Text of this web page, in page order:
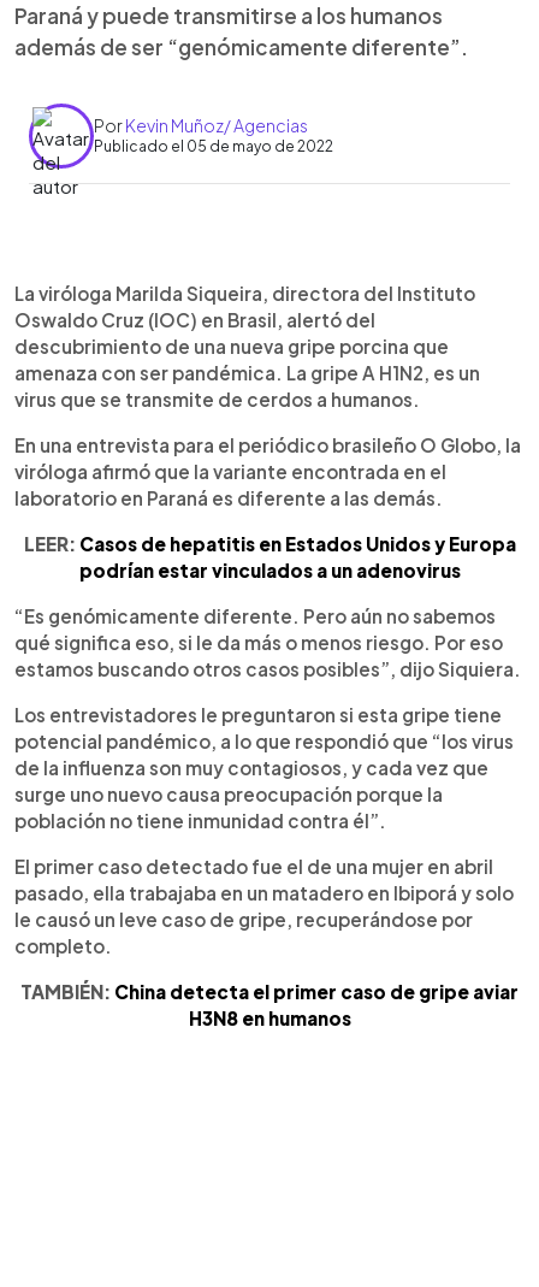
Paraná y puede transmitirse a los humanos
además de ser “genómicamente diferente”.
PorKevin Muñoz/ Agencias
Publicado el 05 de mayo de 2022
► Escuchar artículo
La viróloga Marilda Siqueira, directora del Instituto
Oswaldo Cruz (IOC) en Brasil, alertó del
descubrimiento de una nueva gripe porcina que
amenaza con ser pandémica. La gripe A H1N2, es un
virus que se transmite de cerdos a humanos.
En una entrevista para el periódico brasileño O Globo, la
viróloga afirmó que la variante encontrada en el
laboratorio en Paraná es diferente a las demás.
LEER: Casos de hepatitis en Estados Unidos y Europa
podrían estar vinculados a un adenovirus
“Es genómicamente diferente. Pero aún no sabemos
qué significa eso, si le da más o menos riesgo. Por eso
estamos buscando otros casos posibles”, dijo Siquiera.
Los entrevistadores le preguntaron si esta gripe tiene
potencial pandémico, a lo que respondió que “los virus
de la influenza son muy contagiosos, y cada vez que
surge uno nuevo causa preocupación porque la
población no tiene inmunidad contra él”.
El primer caso detectado fue el de una mujer en abril
pasado, ella trabajaba en un matadero en Ibiporá y solo
le causó un leve caso de gripe, recuperándose por
completo.
TAMBIÉN: China detecta el primer caso de gripe aviar
H3N8 en humanos